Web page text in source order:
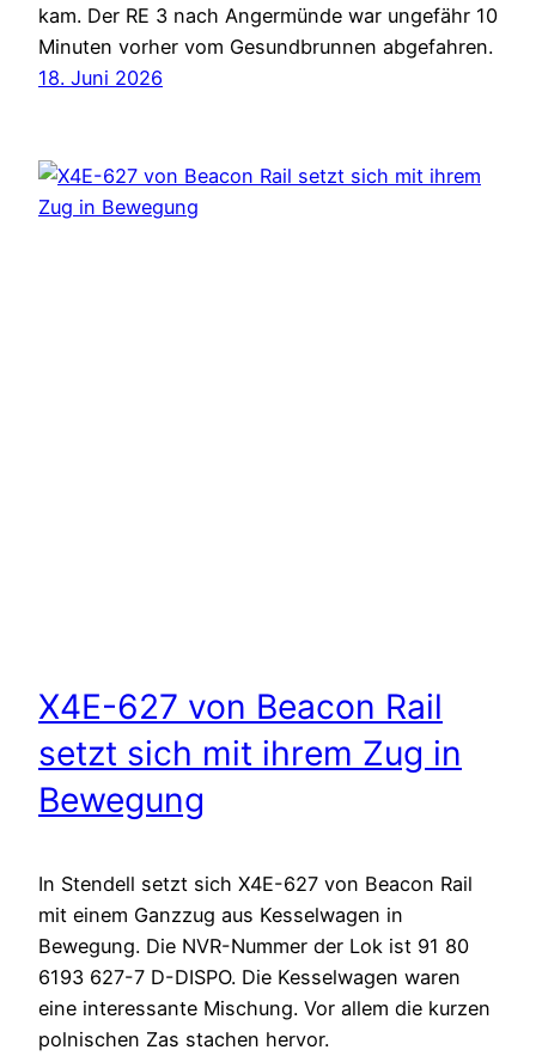
kam. Der RE 3 nach Angermünde war ungefähr 10
Minuten vorher vom Gesundbrunnen abgefahren.
18. Juni 2026
X4E-627 von Beacon Rail
setzt sich mit ihrem Zug in
Bewegung
In Stendell setzt sich X4E-627 von Beacon Rail
mit einem Ganzzug aus Kesselwagen in
Bewegung. Die NVR-Nummer der Lok ist 91 80
6193 627-7 D-DISPO. Die Kesselwagen waren
eine interessante Mischung. Vor allem die kurzen
polnischen Zas stachen hervor.